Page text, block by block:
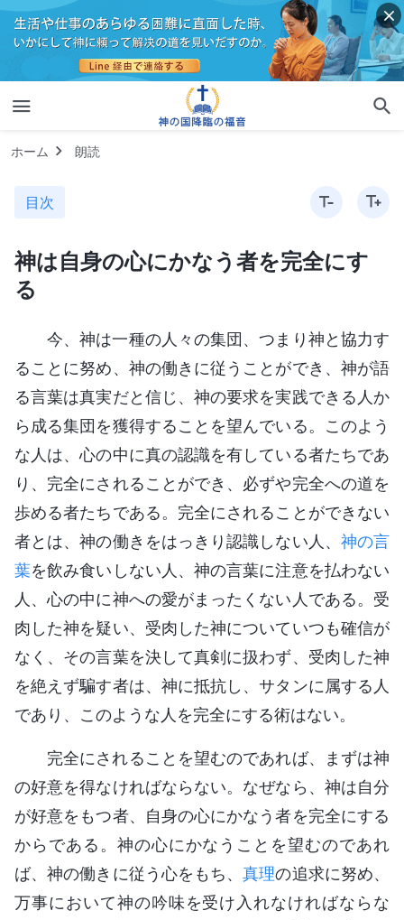
ホーム 朗読
目次
神は自身の心にかなう者を完全にす
る
今、神は一種の人々の集団、つまり神と協力す
ることに努め、神の働きに従うことができ、神が語
る言葉は真実だと信じ、神の要求を実践できる人か
ら成る集団を獲得することを望んでいる。このよう
な人は、心の中に真の認識を有している者たちであ
り、完全にされることができ、必ずや完全への道を
歩める者たちである。完全にされることができない
者とは、神の働きをはっきり認識しない人、 神の言
葉を飲み食いしない人、神の言葉に注意を払わない
人、心の中に神への愛がまったくない人である。受
肉した神を疑い、受肉した神についていつも確信が
なく、その言葉を決して真剣に扱わず、受肉した神
を絶えず騙す者は、神に抵抗し、サタンに属する人
であり、このような人を完全にする術はない。
完全にされることを望むのであれば、まずは神
の好意を得なければならない。なぜなら、神は自分
が好意をもつ者、自身の心にかなう者を完全にする
からである。神の心にかなうことを望むのであれ
ば、神の働きに従う心をもち、真理の追求に努め、
万事において神の吟味を受け入れなければならな